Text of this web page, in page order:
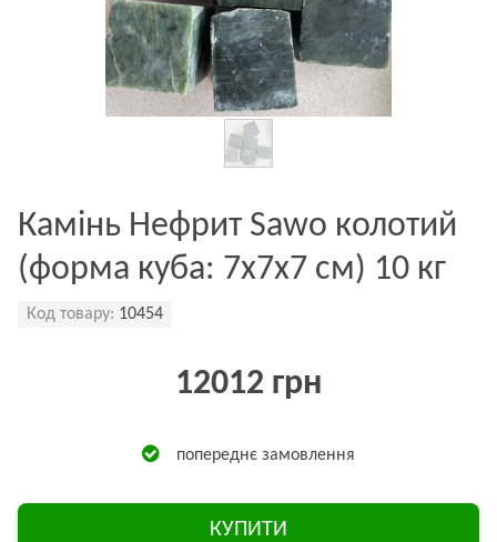
Камінь Нефрит Sawo колотий
(форма куба: 7x7x7 см) 10 кг
Код товару: 10454
12012 грн
попереднє замовлення
КУПИТИ